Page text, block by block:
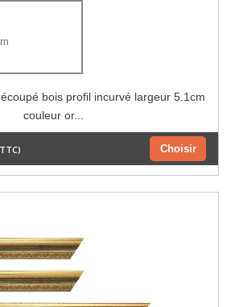
bois profil incurvé largeur 5.1cm
couleur or...
Choisir